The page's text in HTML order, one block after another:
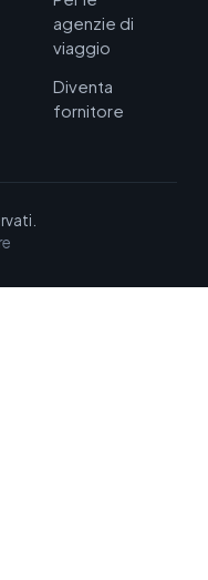
agenzie di
viaggio
Diventa
fornitore